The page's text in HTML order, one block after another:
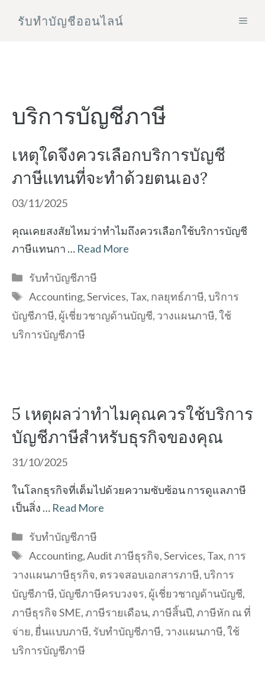
รับทําบัญชีออนไลน์
บริการบัญชีภาษี
เหตุใดจึงควรเลือกบริการบัญชี
ภาษีแทนที่จะทำด้วยตนเอง?
03/11/2025
คุณเคยสงสัยไหมว่าทำไมถึงควรเลือกใช้บริการบัญชี
ภาษีแทนกา … Read More
Categories
รับทำบัญชีภาษี
Tags
Accounting,Services, Tax, กลยุทธ์ภาษี,บริการ
บัญชีภาษี, ผู้เชี่ยวชาญด้านบัญชี, วางแผนภาษี,ใช้
บริการบัญชีภาษี
5 เหตุผลว่าทำไมคุณควรใช้บริการ
บัญชีภาษีสำหรับธุรกิจของคุณ
31/10/2025
ในโลกธุรกิจที่เต็มไปด้วยความซับซ้อน การดูแลภาษี
เป็นสิ่ง … Read More
Categories
รับทำบัญชีภาษี
Tags
Accounting,Audit ภาษีธุรกิจ,Services, Tax, การ
วางแผนภาษีธุรกิจ, ตรวจสอบเอกสารภาษี,บริการ
บัญชีภาษี,บัญชีภาษีครบวงจร, ผู้เชี่ยวชาญด้านบัญชี,
ภาษีธุรกิจ SME,ภาษีรายเดือน,ภาษีสิ้นปี,ภาษีหัก ณ ที่
จ่าย, ยื่นแบบภาษี, รับทำบัญชีภาษี, วางแผนภาษี,ใช้
บริการบัญชีภาษี